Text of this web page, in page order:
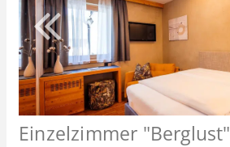
Einzelzimmer "Berglust"